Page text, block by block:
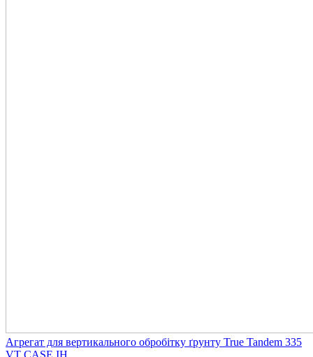
Агрегат для вертикального обробітку ґрунту True Tandem 335
VT CASE IH